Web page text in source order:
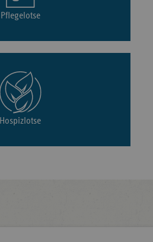
Pflegelotse
Hospizlotse